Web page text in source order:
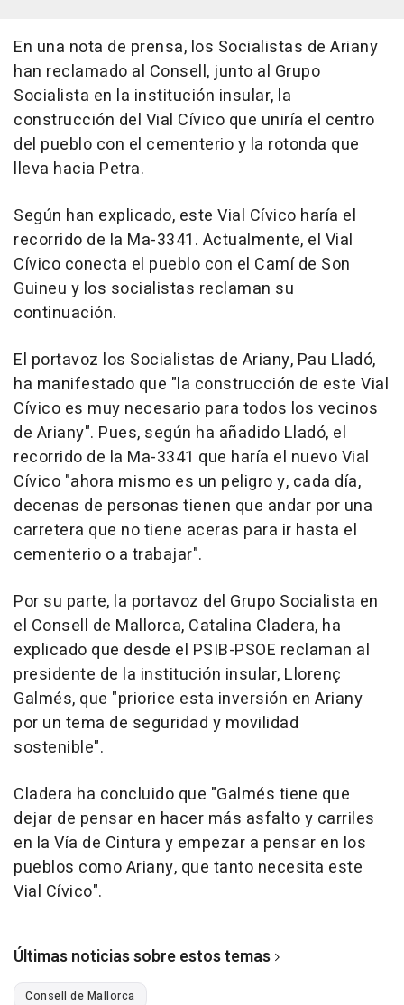
En una nota de prensa, los Socialistas de Ariany
han reclamado al Consell, junto al Grupo
Socialista en la institución insular, la
construcción del Vial Cívico que uniría el centro
del pueblo con el cementerio y la rotonda que
lleva hacia Petra.
Según han explicado, este Vial Cívico haría el
recorrido de la Ma-3341. Actualmente, el Vial
Cívico conecta el pueblo con el Camí de Son
Guineu y los socialistas reclaman su
continuación.
El portavoz los Socialistas de Ariany, Pau Lladó,
ha manifestado que "la construcción de este Vial
Cívico es muy necesario para todos los vecinos
de Ariany". Pues, según ha añadido Lladó, el
recorrido de la Ma-3341 que haría el nuevo Vial
Cívico "ahora mismo es un peligro y, cada día,
decenas de personas tienen que andar por una
carretera que no tiene aceras para ir hasta el
cementerio o a trabajar".
Por su parte, la portavoz del Grupo Socialista en
el Consell de Mallorca, Catalina Cladera, ha
explicado que desde el PSIB-PSOE reclaman al
presidente de la institución insular, Llorenç
Galmés, que "priorice esta inversión en Ariany
por un tema de seguridad y movilidad
sostenible".
Cladera ha concluido que "Galmés tiene que
dejar de pensar en hacer más asfalto y carriles
en la Vía de Cintura y empezar a pensar en los
pueblos como Ariany, que tanto necesita este
Vial Cívico".
Últimas noticias sobre estos temas
Consell de Mallorca